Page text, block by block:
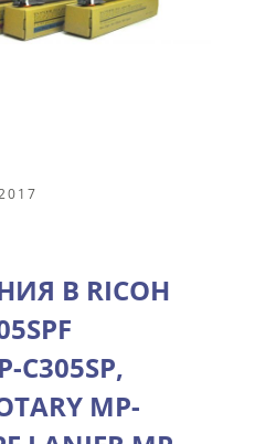
В RICOH
C305SP,
MP-